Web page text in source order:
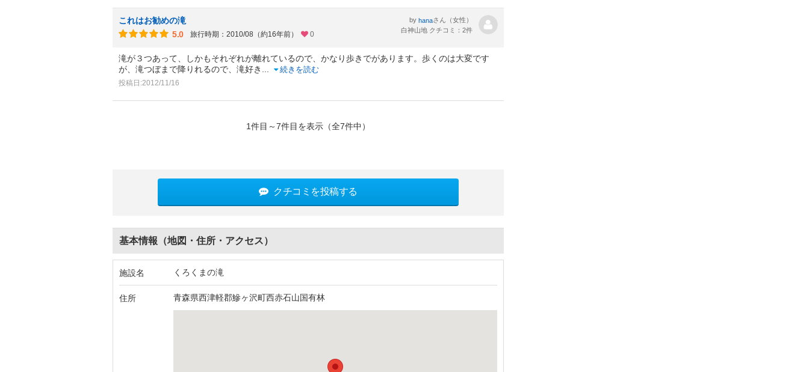
これはお勧めの滝
5.0
旅行時期：2010/08（約16年前） 0
by hanaさん（女性）
白神山地 クチコミ：2件
滝が３つあって、しかもそれぞれが離れているので、かなり歩きでがあります。歩くのは大変です
が、滝つぼまで降りれるので、滝好き
続きを読む
投稿日:2012/11/16
1件目～7件目を表示（全7件中）
クチコミを投稿する
基本情報（地図・住所・アクセス）
施設名 くろくまの滝
住所 青森県西津軽郡鰺ヶ沢町西赤石山国有林